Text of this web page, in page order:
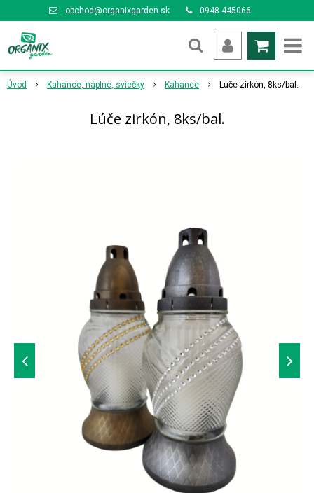
obchod@organixgarden.sk 0948 445066
Úvod Kahance, náplne, sviečky Kahance Lúče zirkón, 8ks/bal.
Lúče zirkón, 8ks/bal.